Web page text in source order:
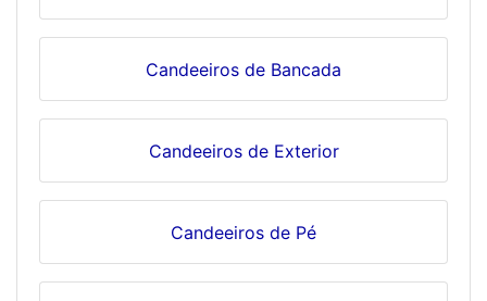
Candeeiros de Bancada
Candeeiros de Exterior
Candeeiros de Pé